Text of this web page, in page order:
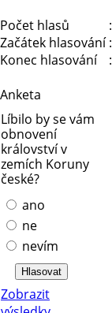
Počet hlasů
Začátek hlasování
Konec hlasování
Anketa
Líbilo by se vám
obnovení
království v
zemích Koruny
české?
ano
ne
nevím
Zobrazit